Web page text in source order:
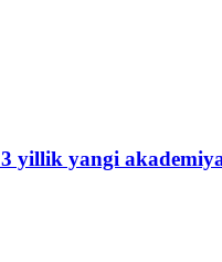
yillik yangi